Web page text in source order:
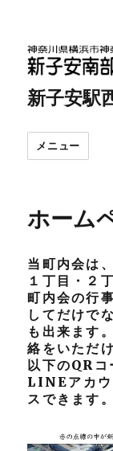
新子安駅
メニュー
ホーム
当町内会は
１丁目・２
町内会の行
してだけで
も出来ます
絡をいただ
以下のQRコ
LINEアカウ
スできます。